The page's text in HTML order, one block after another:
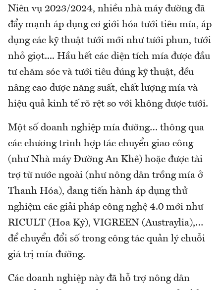
Niên vụ 2023/2024, nhiều nhà máy đường đã
đẩy mạnh áp dụng cơ giới hóa tưới tiêu mía, áp
dụng các kỹ thuật tưới mới như tưới phun, tưới
nhỏ giọt.... Hầu hết các diện tích mía được đầu
tư chăm sóc và tưới tiêu đúng kỹ thuật, đều
nâng cao được năng suất, chất lượng mía và
hiệu quả kinh tế rõ rệt so với không được tưới.
Một số doanh nghiệp mía đường… thông qua
các chương trình hợp tác chuyển giao công
(như Nhà máy Đường An Khê) hoặc được tài
trợ từ nước ngoài (như nông dân trồng mía ở
Thanh Hóa), đang tiến hành áp dụng thử
nghiệm các giải pháp công nghệ 4.0 mới như
RICULT (Hoa Kỳ), VIGREEN (Austraylia),…
để chuyển đổi số trong công tác quản lý chuỗi
giá trị mía đường.
Các doanh nghiệp này đã hỗ trợ nông dân